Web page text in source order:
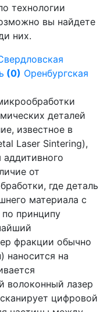
технологии
вы найдете
них.
(0) Оренбургская
деталей
известное в
Laser Sintering),
от
где деталь
материала с
по принципу
фракции обычно
наносится на
лазер
цифровой